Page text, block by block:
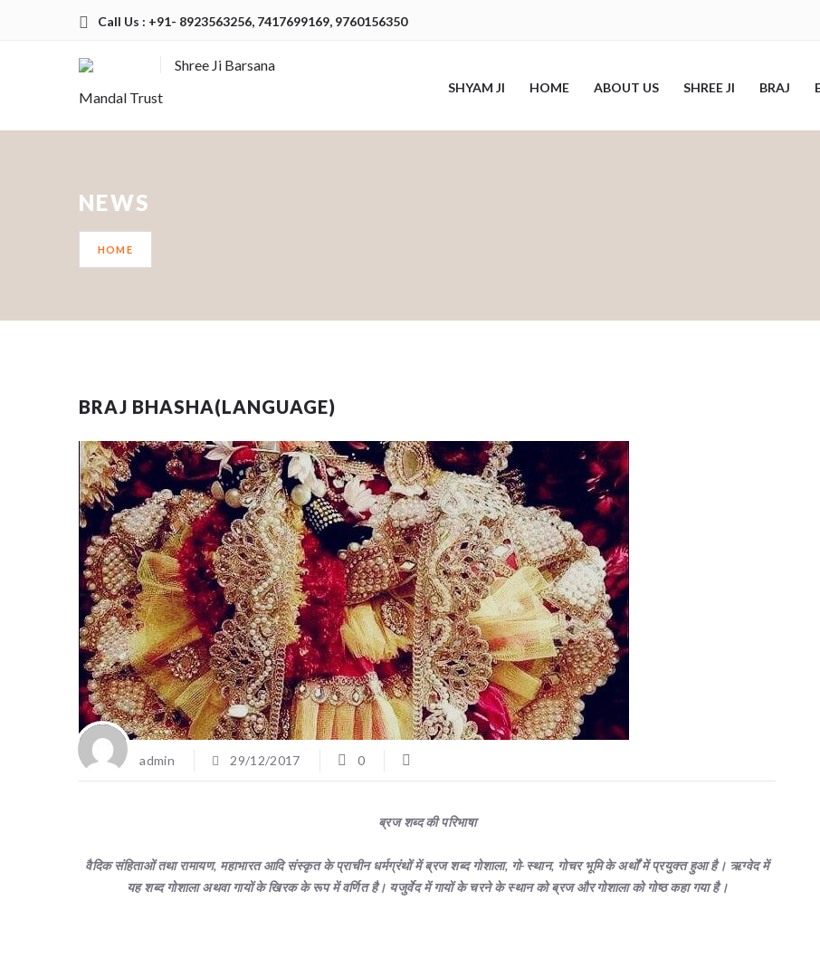
Call Us : +91- 8923563256, 7417699169, 9760156350
Shree Ji Barsana
Mandal Trust
SHYAM JI HOME ABOUT US SHREE JI BRAJ
NEWS
HOME
BRAJ BHASHA(LANGUAGE)
admin 29/12/2017 0
ब्रज शब्द की परिभाषा
वैदिक संहिताओं तथा रामायण, महाभारत आदि संस्कृत के प्राचीन धर्मग्रंथों में ब्रज शब्द गोशाला, गो-स्थान, गोचर भूमि के अर्थों में प्रयुक्त हुआ है। ऋग्वेद में
यह शब्द गोशाला अथवा गायों के खिरक के रूप में वर्णित है। यजुर्वेद में गायों के चरने के स्थान को ब्रज और गोशाला को गोष्ठ कहा गया है।